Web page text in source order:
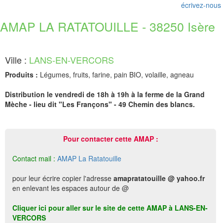
écrivez-nous
AMAP LA RATATOUILLE - 38250 Isère
Ville : LANS-EN-VERCORS
Produits : Légumes, fruits, farine, pain BIO, volaille, agneau
Distribution le vendredi de 18h à 19h à la ferme de la Grand
Mèche - lieu dit "Les Françons" - 49 Chemin des blancs.
Pour contacter cette AMAP :
Contact mail : AMAP La Ratatouille
pour leur écrire copier l'adresse amapratatouille @ yahoo.fr
en enlevant les espaces autour de @
Cliquer ici pour aller sur le site de cette AMAP à LANS-EN-
VERCORS